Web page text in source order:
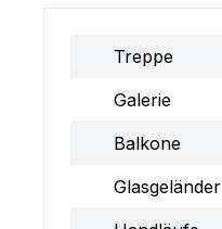
Treppe
Galerie
Balkone
Glasgeländer